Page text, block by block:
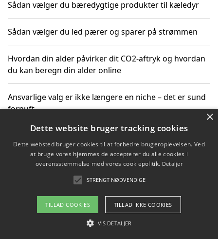
Sådan vælger du bæredygtige produkter til kæledyr
Sådan vælger du led pærer og sparer på strømmen
Hvordan din alder påvirker dit CO2-aftryk og hvordan
du kan beregn din alder online
Ansvarlige valg er ikke længere en niche – det er sund
fornuft
Sådan kan du handle bæredygtigt og bestil med
faktura
Om / kontakt
Blog Betingelser
×
Dette website bruger tracking cookies
Dette websted bruger cookies til at forbedre brugeroplevelsen. Ved
at bruge vores hjemmeside accepterer du alle cookies i
overensstemmelse med vores cookiepolitik. Detaljer
STRENGT NØDVENDIGE
TILLAD COOKIES TILLAD IKKE COOKIES
VIS DETALJER